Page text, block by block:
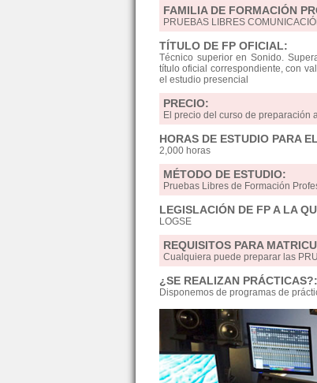
FAMILIA DE FORMACIÓN
PRUEBAS LIBRES
TÍTULO DE FP OFICIAL:
Técnico superior en Sonido.
título oficial correspondiente, con
el estudio presencial
PRECIO:
El precio del curso de preparación
HORAS DE ESTUDIO PARA
2,000 horas
MÉTODO DE ESTUDIO:
Pruebas Libres de Formación
LEGISLACIÓN DE FP A LA
LOGSE
REQUISITOS PARA
Cualquiera puede preparar las
¿SE REALIZAN PRÁCTICAS?:
Disponemos de programas de